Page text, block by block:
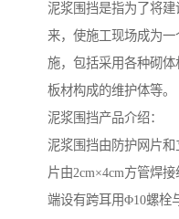
泥浆围挡是指为了将
来，使施工现场成为
施，包括采用各种砌
板材构成的维护体等。
泥浆围挡产品介绍：
泥浆围挡由防护网片
片由2cm×4cm方管焊
端设有跨耳用Φ10螺栓